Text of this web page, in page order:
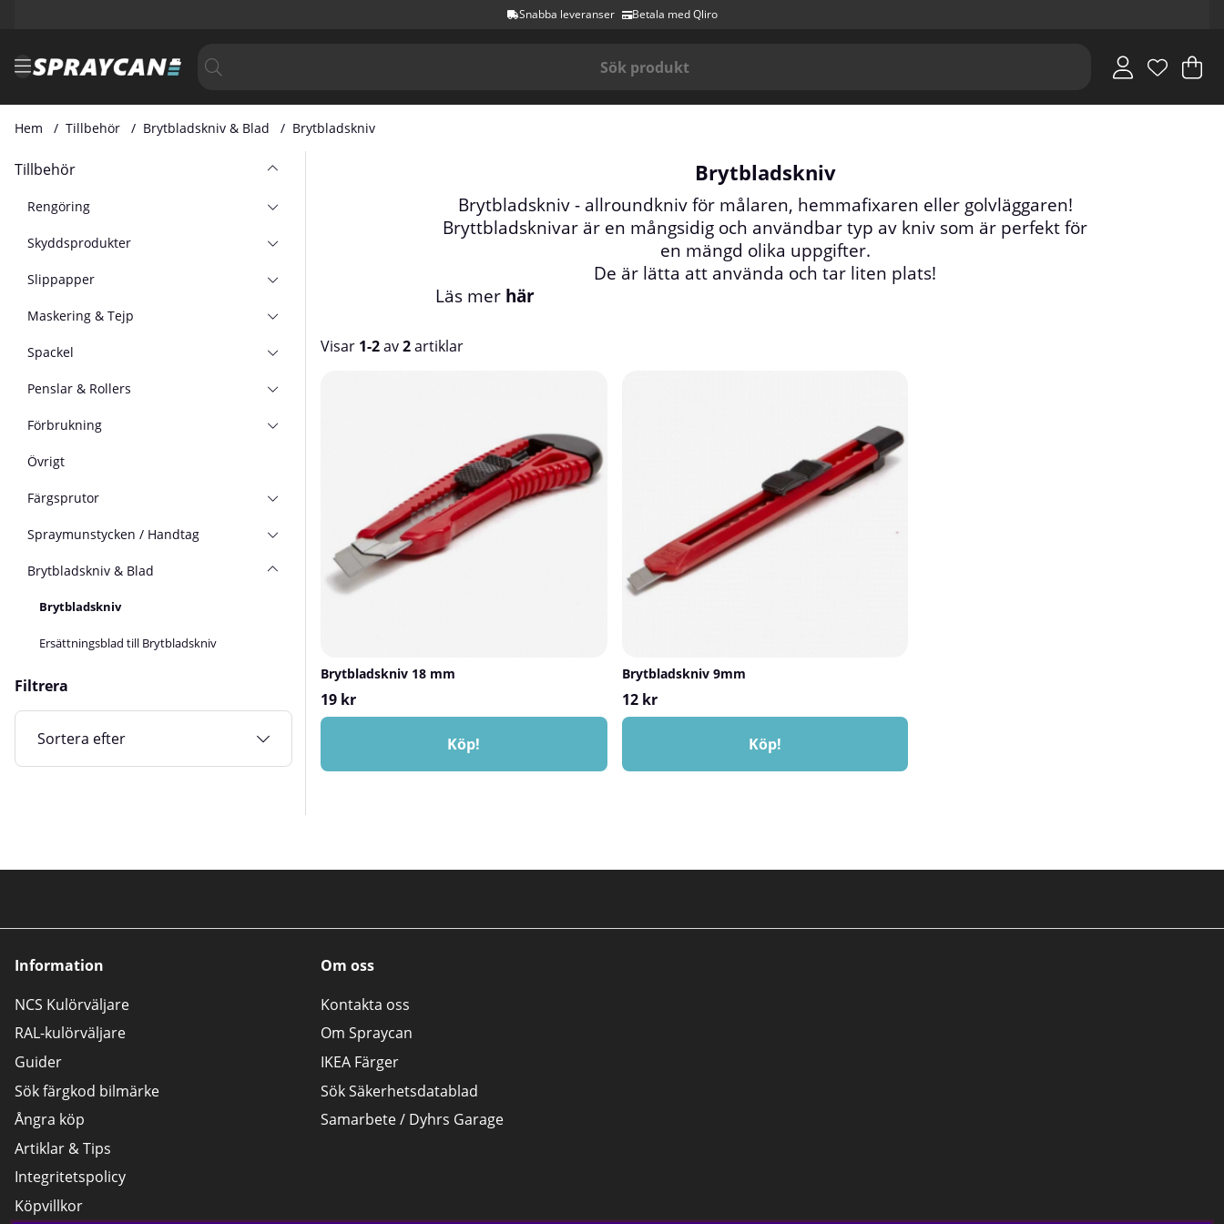
Snabba leveranser Betala med Qliro
.
Hem Tillbehör Brytbladskniv & Blad Brytbladskniv
Tillbehör
Rengöring
Skyddsprodukter
Slippapper
Maskering & Tejp
Spackel
Penslar & Rollers
Förbrukning
Övrigt
Färgsprutor
Spraymunstycken / Handtag
Brytbladskniv & Blad
Brytbladskniv
Ersättningsblad till Brytbladskniv
Filtrera
Sortera efter
Brytbladskniv
Brytbladskniv - allroundkniv för målaren, hemmafixaren eller golvläggaren!
Bryttbladsknivar är en mångsidig och användbar typ av kniv som är perfekt för
en mängd olika uppgifter.
De är lätta att använda och tar liten plats!
Läs mer här
Visar 1-2av2artiklar
Brytbladskniv 18 mm
19 kr
Köp!
Brytbladskniv 9mm
12 kr
Köp!
Information
NCS Kulörväljare
RAL-kulörväljare
Guider
Sök färgkod bilmärke
Ångra köp
Artiklar & Tips
Integritetspolicy
Köpvillkor
Om oss
Kontakta oss
Om Spraycan
IKEA Färger
Sök Säkerhetsdatablad
Samarbete / Dyhrs Garage